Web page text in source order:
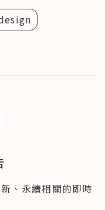
、永續相關的即時